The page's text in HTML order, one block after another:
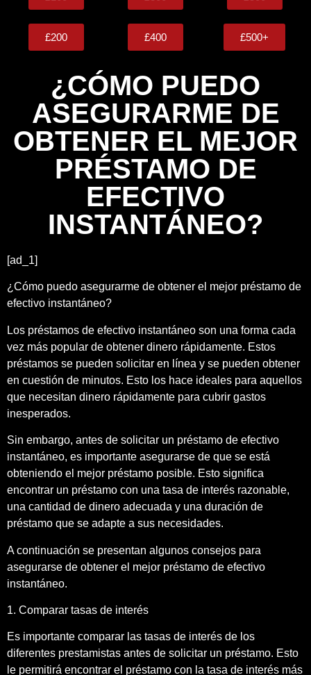
£200 £400 £500+
¿CÓMO PUEDO
ASEGURARME DE
OBTENER EL MEJOR
PRÉSTAMO DE
EFECTIVO
INSTANTÁNEO?
[ad_1]
¿Cómo puedo asegurarme de obtener el mejor préstamo de
efectivo instantáneo?
Los préstamos de efectivo instantáneo son una forma cada
vez más popular de obtener dinero rápidamente. Estos
préstamos se pueden solicitar en línea y se pueden obtener
en cuestión de minutos. Esto los hace ideales para aquellos
que necesitan dinero rápidamente para cubrir gastos
inesperados.
Sin embargo, antes de solicitar un préstamo de efectivo
instantáneo, es importante asegurarse de que se está
obteniendo el mejor préstamo posible. Esto significa
encontrar un préstamo con una tasa de interés razonable,
una cantidad de dinero adecuada y una duración de
préstamo que se adapte a sus necesidades.
A continuación se presentan algunos consejos para
asegurarse de obtener el mejor préstamo de efectivo
instantáneo.
1. Comparar tasas de interés
Es importante comparar las tasas de interés de los
diferentes prestamistas antes de solicitar un préstamo. Esto
le permitirá encontrar el préstamo con la tasa de interés más